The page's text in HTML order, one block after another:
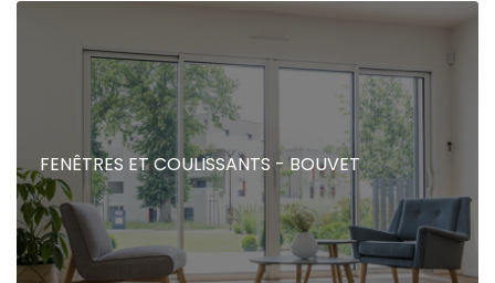
FENÊTRES ET COULISSANTS - BOUVET